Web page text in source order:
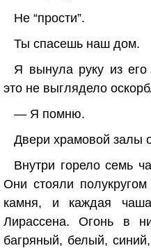
Не “прости”.
Ты спасешь наш дом.
Я вынула руку из
это не выглядело
— Я помню.
Двери храмовой залы
Внутри горело семь
Они стояли полукругом
камня, и каждая
Лирассена. Огонь в
багряный, белый,